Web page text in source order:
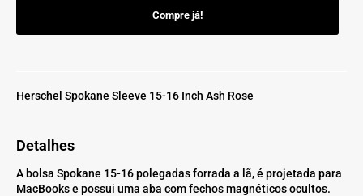
Compre já!
Herschel Spokane Sleeve 15-16 Inch Ash Rose
Detalhes
A bolsa Spokane 15-16 polegadas forrada a lã, é projetada para
MacBooks e possui uma aba com fechos magnéticos ocultos.